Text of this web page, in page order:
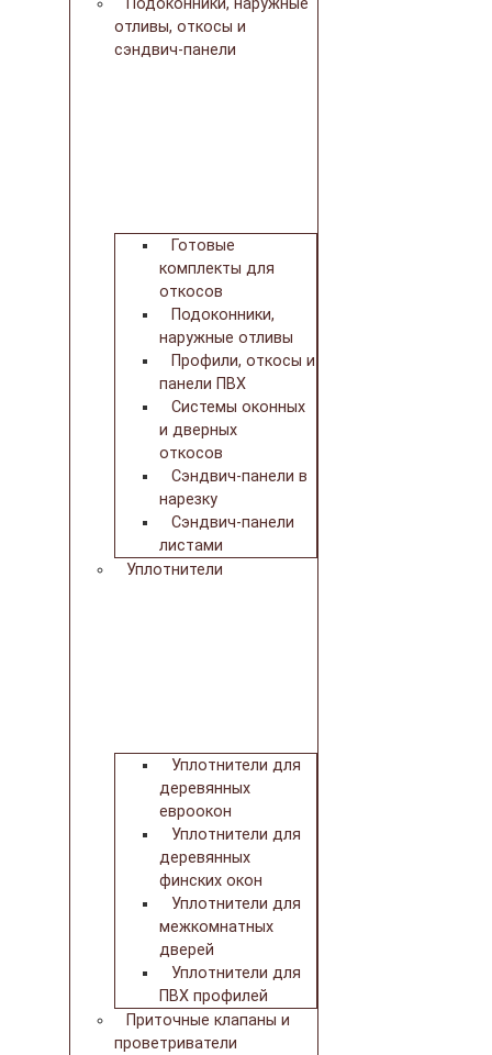
Подоконники, наружные
отливы, откосы и
сэндвич-панели
Готовые
комплекты для
откосов
Подоконники,
наружные отливы
Профили, откосы и
панели ПВХ
Системы оконных
и дверных
откосов
Сэндвич-панели в
нарезку
Сэндвич-панели
листами
Уплотнители
Уплотнители для
деревянных
евроокон
Уплотнители для
деревянных
финских окон
Уплотнители для
межкомнатных
дверей
Уплотнители для
ПВХ профилей
Приточные клапаны и
проветриватели